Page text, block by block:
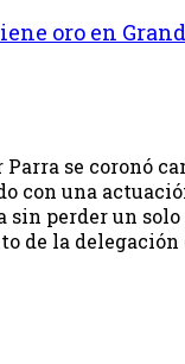
oro en
se coronó
con una
perder un
de la